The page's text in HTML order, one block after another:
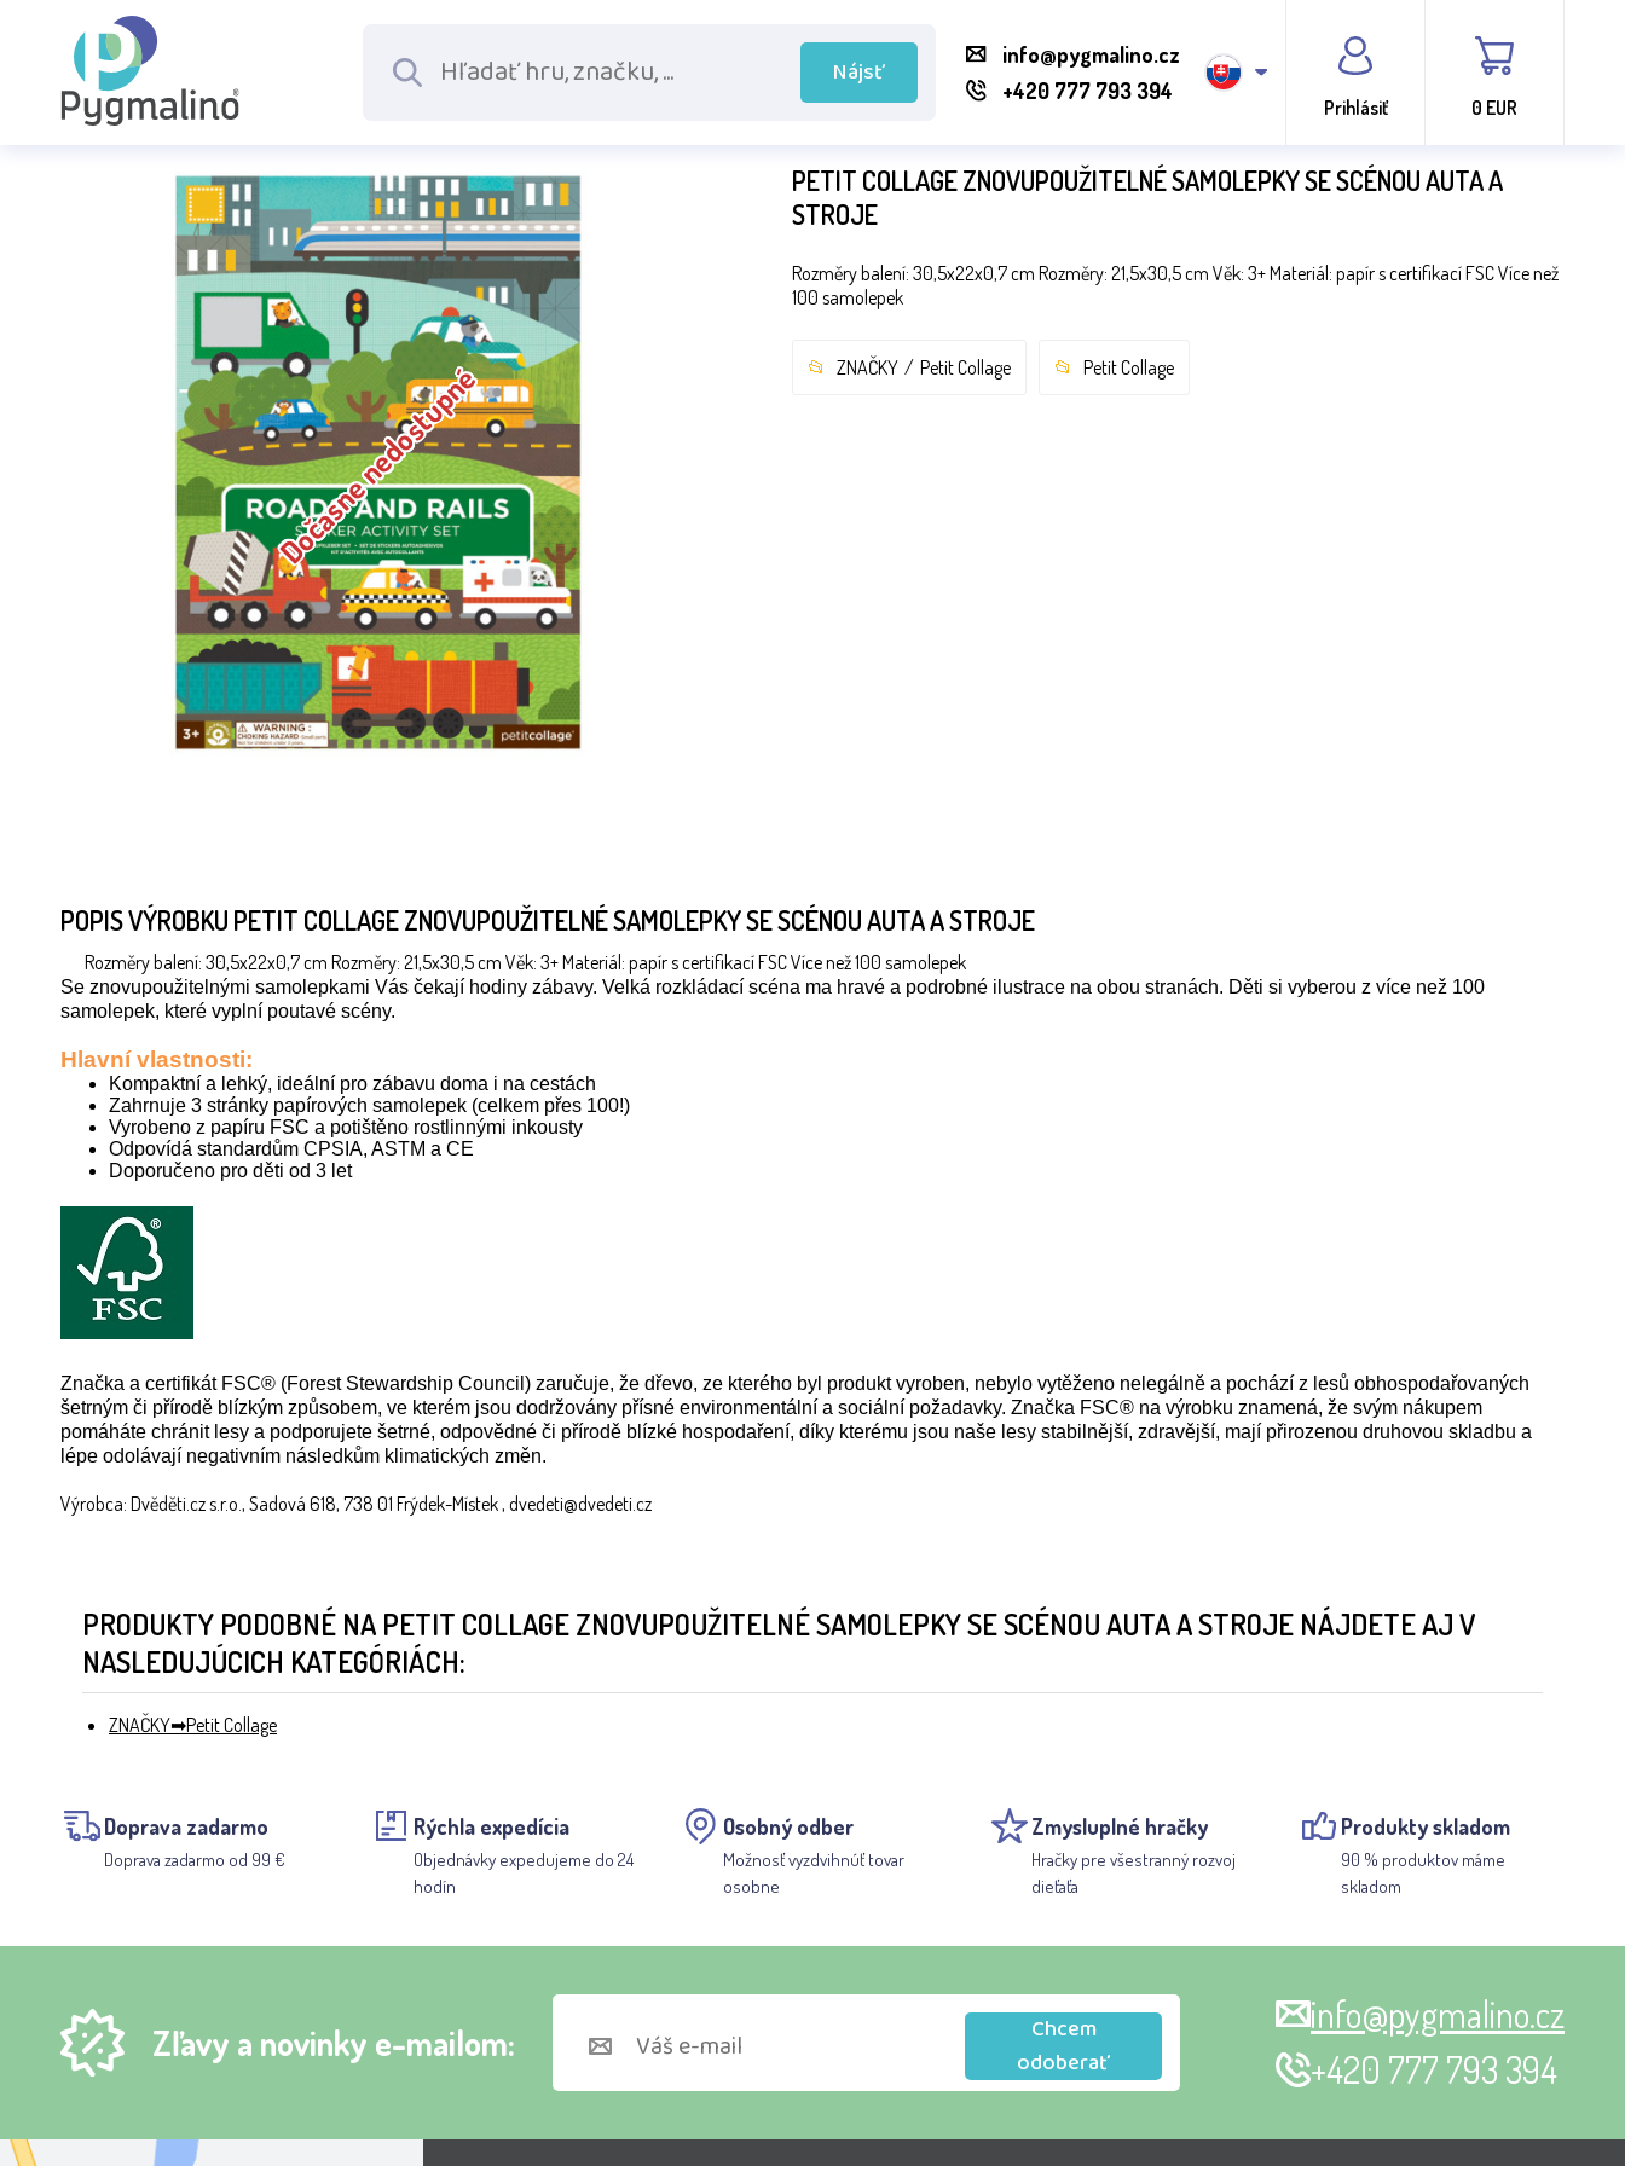
Nájsť
info@pygmalino.cz
+420 777 793 394
Prihlásiť 0 EUR
Dočasne nedostupné
PETIT COLLAGE ZNOVUPOUŽITELNÉ SAMOLEPKY SE SCÉNOU AUTA A
STROJE
Rozměry balení: 30,5x22x0,7 cm Rozměry: 21,5x30,5 cm Věk: 3+ Materiál: papír s certifikací FSC Více než
100 samolepek
ZNAČKY Petit Collage Petit Collage
POPIS VÝROBKU PETIT COLLAGE ZNOVUPOUŽITELNÉ SAMOLEPKY SE SCÉNOU AUTA A STROJE
Rozměry balení: 30,5x22x0,7 cm Rozměry: 21,5x30,5 cm Věk: 3+ Materiál: papír s certifikací FSC Více než 100 samolepek
Se znovupoužitelnými samolepkami Vás čekají hodiny zábavy. Velká rozkládací scéna ma hravé a podrobné ilustrace na obou stranách. Děti si vyberou z více než 100
samolepek, které vyplní poutavé scény.
Hlavní vlastnosti:
Kompaktní a lehký, ideální pro zábavu doma i na cestách
Zahrnuje 3 stránky papírových samolepek (celkem přes 100!)
Vyrobeno z papíru FSC a potištěno rostlinnými inkousty
Odpovídá standardům CPSIA, ASTM a CE
Doporučeno pro děti od 3 let
Značka a certifikát FSC® (Forest Stewardship Council) zaručuje, že dřevo, ze kterého byl produkt vyroben, nebylo vytěženo nelegálně a pochází z lesů obhospodařovaných
šetrným či přírodě blízkým způsobem, ve kterém jsou dodržovány přísné environmentální a sociální požadavky. Značka FSC® na výrobku znamená, že svým nákupem
pomáháte chránit lesy a podporujete šetrné, odpovědné či přírodě blízké hospodaření, díky kterému jsou naše lesy stabilnější, zdravější, mají přirozenou druhovou skladbu a
lépe odolávají negativním následkům klimatických změn.
Výrobca: Dvěděti.cz s.r.o., Sadová 618, 738 01 Frýdek-Místek , dvedeti@dvedeti.cz
PRODUKTY PODOBNÉ NA PETIT COLLAGE ZNOVUPOUŽITELNÉ SAMOLEPKY SE SCÉNOU AUTA A STROJE NÁJDETE AJ V
NASLEDUJÚCICH KATEGÓRIÁCH:
ZNAČKY Petit Collage
Doprava zadarmo
Doprava zadarmo od 99 €
Rýchla expedícia
Objednávky expedujeme do 24
hodín
Osobný odber
Možnosť vyzdvihnúť tovar
osobne
Zmysluplné hračky
Hračky pre všestranný rozvoj
dieťaťa
Produkty skladom
90 % produktov máme
skladom
Zľavy a novinky e-mailom:
Chcem
odoberať
info@pygmalino.cz
+420 777 793 394